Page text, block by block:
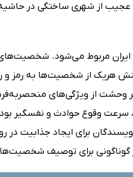
از شهری ساختگی در
مربوط می‌شود.
هریک از شخصیت‌ها به رمز و
وحشت از ویژگی‌های
سرعت وقوع حوادث و نفسگیر
برای ایجاد جذابیت‌ در
گوناگونی برای توصیف